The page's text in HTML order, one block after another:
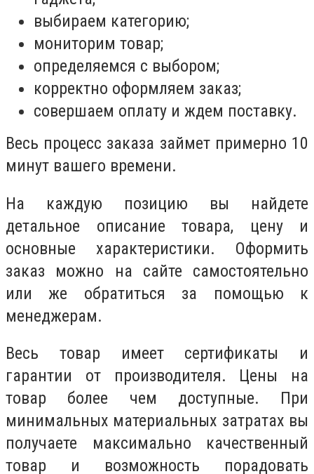
выбираем категорию;
мониторим товар;
определяемся с выбором;
корректно оформляем заказ;
совершаем оплату и ждем поставку.
Весь процесс заказа займет примерно 10
минут вашего времени.
На каждую позицию вы найдете
детальное описание товара, цену и
основные характеристики. Оформить
заказ можно на сайте самостоятельно
или же обратиться за помощью к
менеджерам.
Весь товар имеет сертификаты и
гарантии от производителя. Цены на
товар более чем доступные. При
минимальных материальных затратах вы
получаете максимально качественный
товар и возможность порадовать